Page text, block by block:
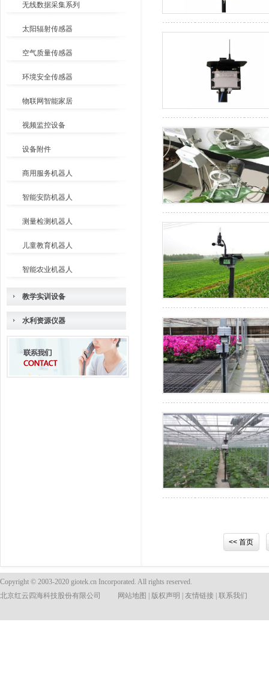
无线数据采集系列
太阳辐射传感器
空气质量传感器
环境安全传感器
物联网智能家居
视频监控设备
设备附件
商用服务机器人
智能安防机器人
测量检测机器人
儿童教育机器人
智能农业机器人
教学实训设备
水利资源仪器
<< 首页
Copyright © 2003-2020 giotek.cn Incorporated. All rights reserved.
北京红云四海科技股份有限公司
网站地图 版权声明 友情链接 联系我们